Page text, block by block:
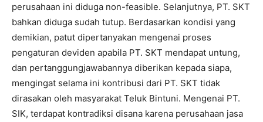
perusahaan ini diduga non-feasible. Selanjutnya, PT. SKT
bahkan diduga sudah tutup. Berdasarkan kondisi yang
demikian, patut dipertanyakan mengenai proses
pengaturan deviden apabila PT. SKT mendapat untung,
dan pertanggungjawabannya diberikan kepada siapa,
mengingat selama ini kontribusi dari PT. SKT tidak
dirasakan oleh masyarakat Teluk Bintuni. Mengenai PT.
SIK, terdapat kontradiksi disana karena perusahaan jasa